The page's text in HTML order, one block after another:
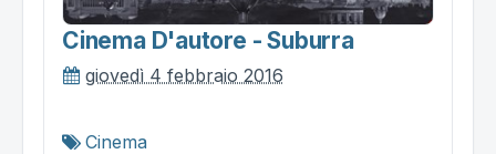
Cinema D'autore - Suburra
giovedì 4 febbraio 2016
Cinema